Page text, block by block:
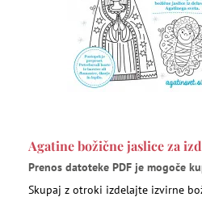
Agatine božične jaslice za
Prenos datoteke PDF je mogoče
Skupaj z otroki izdelajte izvirne